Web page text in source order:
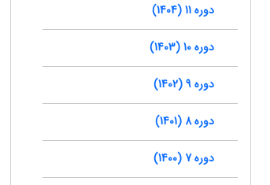
دوره 11 (1404)
دوره 10 (1403)
دوره 9 (1402)
دوره 8 (1401)
دوره 7 (1400)